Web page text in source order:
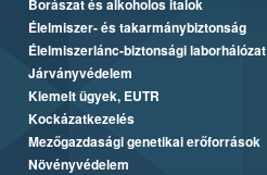
Borászat és alkoholos italok
Élelmiszer- és takarmánybiztonság
Élelmiszerlánc-biztonsági laborhálózat
Járványvédelem
Kiemelt ügyek, EUTR
Kockázatkezelés
Mezőgazdasági genetikai erőforrások
Növényvédelem